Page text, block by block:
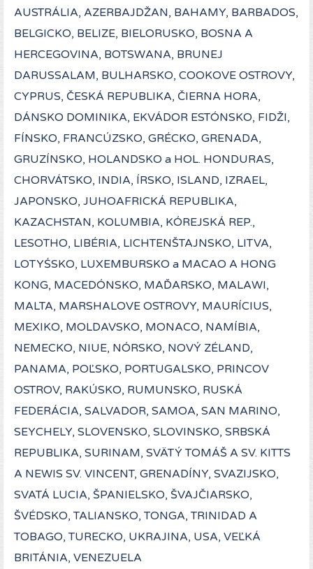
AUSTRÁLIA, AZERBAJDŽAN, BAHAMY, BARBADOS,
BELGICKO, BELIZE, BIELORUSKO, BOSNA A
HERCEGOVINA, BOTSWANA, BRUNEJ
DARUSSALAM, BULHARSKO, COOKOVE OSTROVY,
CYPRUS, ČESKÁ REPUBLIKA, ČIERNA HORA,
DÁNSKO DOMINIKA, EKVÁDOR ESTÓNSKO, FIDŽI,
FÍNSKO, FRANCÚZSKO, GRÉCKO, GRENADA,
GRUZÍNSKO, HOLANDSKO a HOL. HONDURAS,
CHORVÁTSKO, INDIA, ÍRSKO, ISLAND, IZRAEL,
JAPONSKO, JUHOAFRICKÁ REPUBLIKA,
KAZACHSTAN, KOLUMBIA, KÓREJSKÁ REP.,
LESOTHO, LIBÉRIA, LICHTENŠTAJNSKO, LITVA,
LOTYŚSKO, LUXEMBURSKO a MACAO A HONG
KONG, MACEDÓNSKO, MAĎARSKO, MALAWI,
MALTA, MARSHALOVE OSTROVY, MAURÍCIUS,
MEXIKO, MOLDAVSKO, MONACO, NAMÍBIA,
NEMECKO, NIUE, NÓRSKO, NOVÝ ZÉLAND,
PANAMA, POĽSKO, PORTUGALSKO, PRINCOV
OSTROV, RAKÚSKO, RUMUNSKO, RUSKÁ
FEDERÁCIA, SALVADOR, SAMOA, SAN MARINO,
SEYCHELY, SLOVENSKO, SLOVINSKO, SRBSKÁ
REPUBLIKA, SURINAM, SVÄTÝ TOMÁŠ A SV. KITTS
A NEWIS SV. VINCENT, GRENADÍNY, SVAZIJSKO,
SVATÁ LUCIA, ŠPANIELSKO, ŠVAJČIARSKO,
ŠVÉDSKO, TALIANSKO, TONGA, TRINIDAD A
TOBAGO, TURECKO, UKRAJINA, USA, VEĽKÁ
BRITÁNIA, VENEZUELA